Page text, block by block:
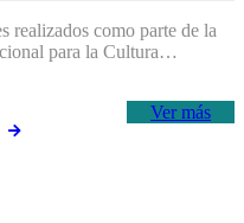
realizados como parte de la
para la Cultura…
Ver más